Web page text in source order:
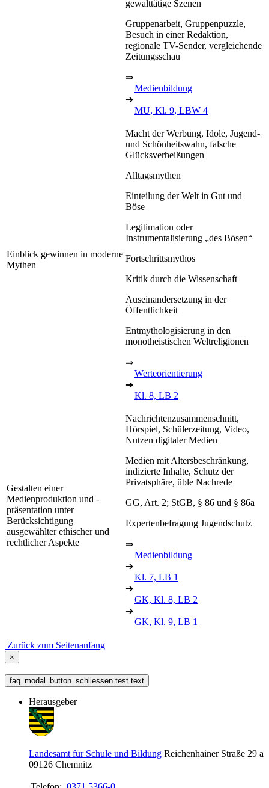
gewalttätige Szenen
Gruppenarbeit, Gruppenpuzzle,
Besuch in einer Redaktion,
regionale TV-Sender, vergleichende
Zeitungsschau
⇒
Medienbildung
➔
MU, Kl. 9, LBW 4
Einblick gewinnen in moderne
Mythen
Macht der Werbung, Idole, Jugend-
und Schönheitswahn, falsche
Glücksverheißungen
Alltagsmythen
Einteilung der Welt in Gut und
Böse
Legitimation oder
Instrumentalisierung „des Bösen“
Fortschrittsmythos
Kritik durch die Wissenschaft
Auseinandersetzung in der
Öffentlichkeit
Entmythologisierung in den
monotheistischen Weltreligionen
⇒
Werteorientierung
➔
Kl. 8, LB 2
Gestalten einer
Medienproduktion und -
präsentation unter
Berücksichtigung
ausgewählter ethischer und
rechtlicher Aspekte
Nachrichtenzusammenschnitt,
Hörspiel, Schülerzeitung, Video,
Nutzen digitaler Medien
Medien mit Altersbeschränkung,
indizierte Inhalte, Schutz der
Privatsphäre, üble Nachrede
GG, Art. 2; StGB, § 86 und § 86a
Expertenbefragung Jugendschutz
⇒
Medienbildung
➔
Kl. 7, LB 1
➔
GK, Kl. 8, LB 2
➔
GK, Kl. 9, LB 1
Zurück zum Seitenanfang
×
faq_modal_button_schliessen test text
Herausgeber
Landesamt für Schule und Bildung Reichenhainer Straße 29 a
09126 Chemnitz